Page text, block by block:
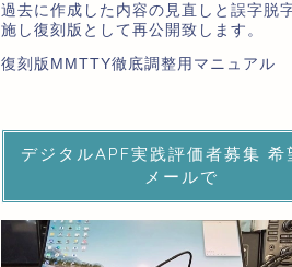
過去に作成した内容の見直しと誤字脱
施し復刻版として再公開致します。
復刻版MMTTY徹底調整用マニュアル
デジタルAPF実践評価者募集 希
メールで